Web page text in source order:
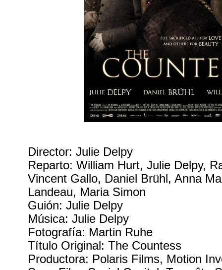
Director: Julie Delpy
Reparto: William Hurt, Julie Delpy,
Vincent Gallo, Daniel Brühl, Anna
Landeau, Maria Simon
Guión: Julie Delpy
Música: Julie Delpy
Fotografía: Martin Ruhe
Título Original: The Countess
Productora: Polaris Films, Motion